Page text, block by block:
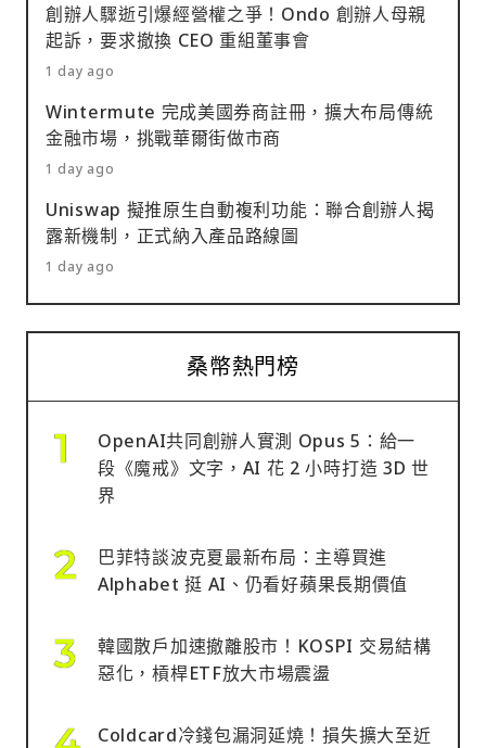
創辦人驟逝引爆經營權之爭！Ondo 創辦人母親
起訴，要求撤換 CEO 重組董事會
1 day ago
Wintermute 完成美國券商註冊，擴大布局傳統
金融市場，挑戰華爾街做市商
1 day ago
Uniswap 擬推原生自動複利功能：聯合創辦人揭
露新機制，正式納入產品路線圖
1 day ago
桑幣熱門榜
OpenAI共同創辦人實測 Opus 5：給一
段《魔戒》文字，AI 花 2 小時打造 3D 世
界
巴菲特談波克夏最新布局：主導買進
Alphabet 挺 AI、仍看好蘋果長期價值
韓國散戶加速撤離股市！KOSPI 交易結構
惡化，槓桿ETF放大市場震盪
Coldcard冷錢包漏洞延燒！損失擴大至近